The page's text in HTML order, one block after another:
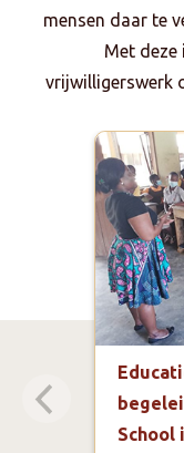
mensen daar te
Met deze
vrijwilligerswerk
School